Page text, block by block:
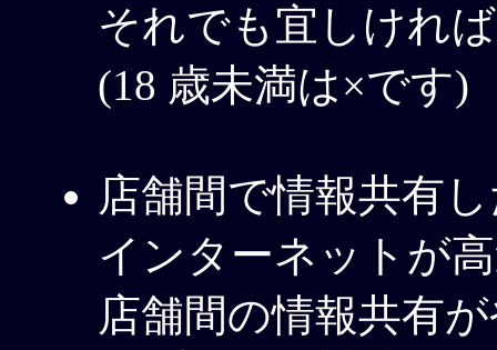
それでも宜しけれ
(18 歳未満は×です)
店舗間で情報共有
インターネットが
店舗間の情報共有